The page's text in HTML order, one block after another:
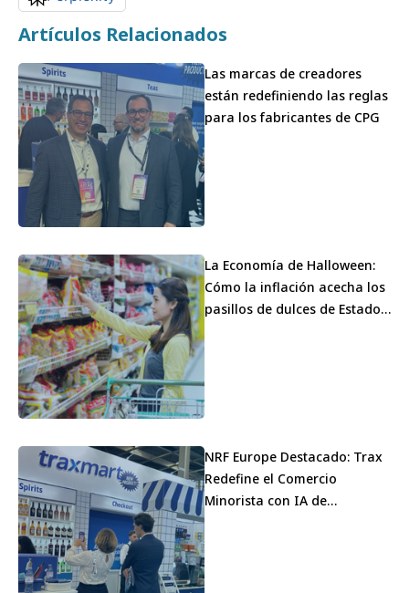
Artículos Relacionados
Las marcas de creadores
están redefiniendo las reglas
para los fabricantes de CPG
La Economía de Halloween:
Cómo la inflación acecha los
pasillos de dulces de Estados
NRF Europe Destacado: Trax
Redefine el Comercio
Minorista con IA de